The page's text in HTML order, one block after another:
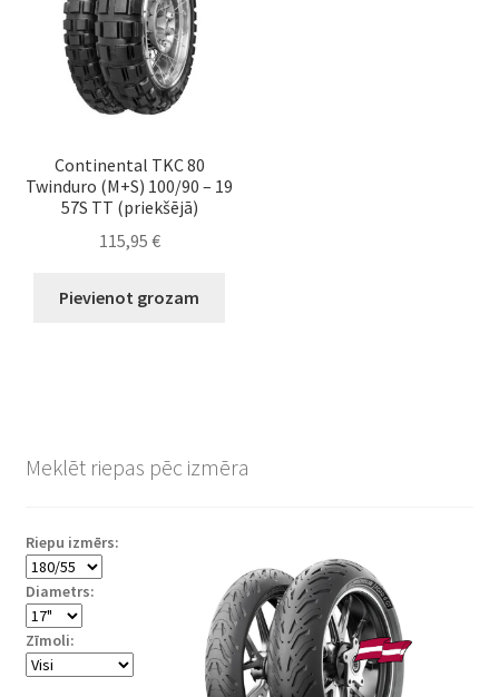
Continental TKC 80
Twinduro (M+S) 100/90 – 19
57S TT (priekšējā)
115,95 €
Pievienot grozam
Meklēt riepas pēc izmēra
Riepu izmērs:
Diametrs:
Zīmoli: